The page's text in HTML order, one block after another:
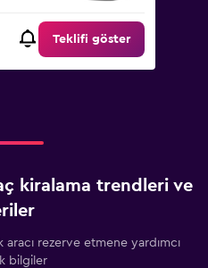
Teklifi göster
kiralama trendleri ve
rezerve etmene yardımcı
bilgiler